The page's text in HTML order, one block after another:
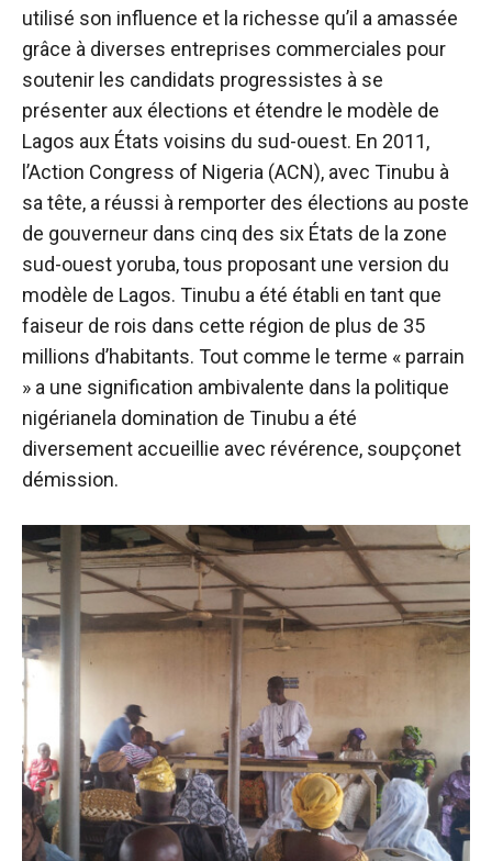
utilisé son influence et la richesse qu’il a amassée
grâce à diverses entreprises commerciales pour
soutenir les candidats progressistes à se
présenter aux élections et étendre le modèle de
Lagos aux États voisins du sud-ouest. En 2011,
l’Action Congress of Nigeria (ACN), avec Tinubu à
sa tête, a réussi à remporter des élections au poste
de gouverneur dans cinq des six États de la zone
sud-ouest yoruba, tous proposant une version du
modèle de Lagos. Tinubu a été établi en tant que
faiseur de rois dans cette région de plus de 35
millions d’habitants. Tout comme le terme « parrain
» a une signification ambivalente dans la politique
nigériane la domination de Tinubu a été
diversement accueillie avec révérence, soupçonet
démission.